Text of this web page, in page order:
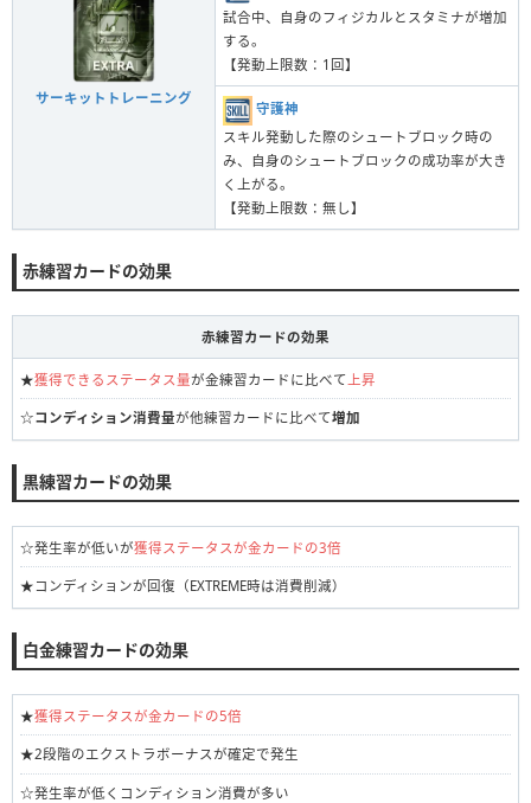
サーキットトレーニング
試合中、自身のフィジカルとスタミナが増加
する。
【発動上限数：1回】
守護神
スキル発動した際のシュートブロック時の
み、自身のシュートブロックの成功率が大き
く上がる。
【発動上限数：無し】
赤練習カードの効果
赤練習カードの効果
★獲得できるステータス量が金練習カードに比べて 上昇
☆コンディション消費量が他練習カードに比べて増加
黒練習カードの効果
☆発生率が低いが獲得ステータスが金カードの3倍
★コンディションが回復（EXTREME時は消費削減）
白金練習カードの効果
★獲得ステータスが金カードの5倍
★2段階のエクストラボーナスが確定で発生
☆発生率が低くコンディション消費が多い